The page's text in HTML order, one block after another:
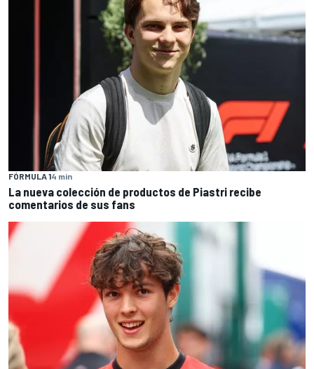
FÓRMULA 14 min
La nueva colección de productos de Piastri recibe
comentarios de sus fans